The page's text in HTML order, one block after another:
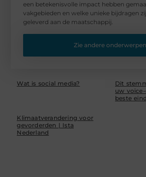
een betekenisvolle impact hebben
vakgebieden en welke unieke bijdragen
geleverd aan de maatschappij.
Zie andere onderwerpen
Wat is social media?
Dit
uw
beste
Klimaatverandering voor
gevorderden | Ista
Nederland